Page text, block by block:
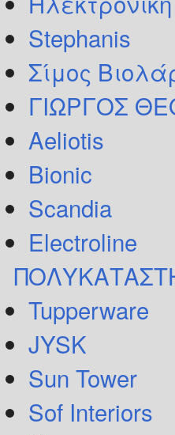
Stephanis
Σίμος
ΓΙΩΡΓΟΣ
Aeliotis
Bionic
Scandia
Electroline
Tupperware
JYSK
Sun Tower
Sof Interiors